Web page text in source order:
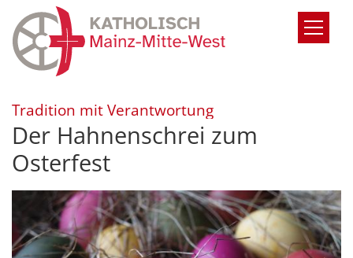
Zum Inhalt springen
Tradition mit Verantwortung:
Der Hahnenschrei zum
Osterfest